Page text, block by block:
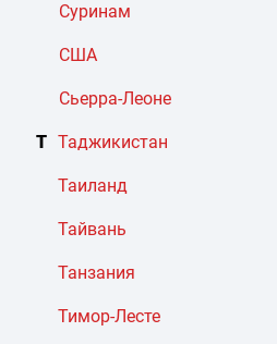
Суринам
США
Сьерра-Леоне
Т Таджикистан
Таиланд
Тайвань
Танзания
Тимор-Лесте